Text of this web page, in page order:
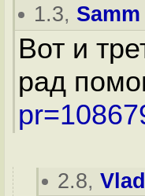
1.3, Samm
Вот и
рад
2.8,